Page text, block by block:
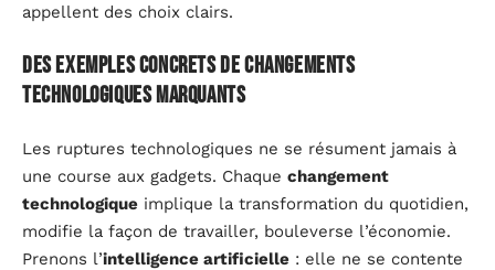
appellent des choix clairs.
Des exemples concrets de changements
technologiques marquants
Les ruptures technologiques ne se résument jamais à
une course aux gadgets. Chaque changement
technologique implique la transformation du quotidien,
modifie la façon de travailler, bouleverse l’économie.
Prenons l’intelligence artificielle : elle ne se contente